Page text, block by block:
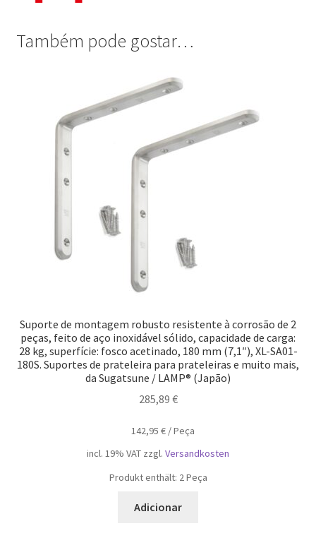
Também pode gostar…
Suporte de montagem robusto resistente à corrosão de 2
peças, feito de aço inoxidável sólido, capacidade de carga:
28 kg, superfície: fosco acetinado, 180 mm (7,1″), XL-SA01-
180S. Suportes de prateleira para prateleiras e muito mais,
da Sugatsune / LAMP® (Japão)
285,89 €
142,95€ /Peça
incl. 19% VAT zzgl. Versandkosten
Produkt enthält: 2Peça
Adicionar